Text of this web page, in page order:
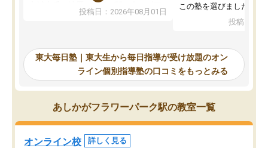
入試本番に地歴の学習が間に合わず不
合格となってしまいました。その経験
東大毎日塾にたどり着きました。学習
の長期計画や日々の勉強のやり方につ
いて客観的なアドバイスをいただけた
ので、自信をもって受験勉強を進める
ことができました。自分のように勉強
のやり方や進捗管理で苦労している方
には特におすすめしたい塾です。
投稿日：2026年08月01日
この塾を選びました。
投稿日：
東大毎日塾｜東大生から毎日指導が受け放題のオン
ライン個別指導塾の口コミをもっとみる
あしかがフラワーパーク駅の教室一覧
オンライン校 詳しく見る